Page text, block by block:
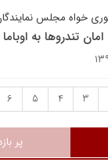
خواه مجلس
تندروها به
3
4
5
6
پر